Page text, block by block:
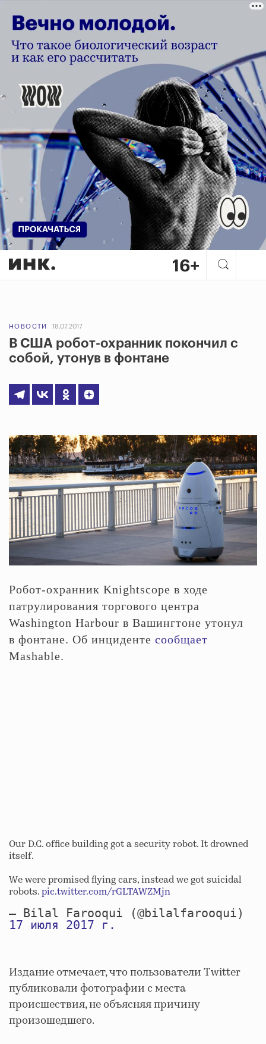
НОВОСТИ 18.07.2017
В США робот-охранник покончил с
собой, утонув в фонтане
Робот-охранник Knightscope в ходе
патрулирования торгового центра
Washington Harbour в Вашингтоне утонул
в фонтане. Об инциденте сообщает
Mashable.
Our D.C. office building got a security robot. It drowned
itself.
We were promised flying cars, instead we got suicidal
robots.pic.twitter.com/rGLTAWZMjn
— Bilal Farooqui (@bilalfarooqui)
17 июля 2017 г.
Издание отмечает, что пользователи Twitter
публиковали фотографии с места
происшествия, не объясняя причину
произошедшего.